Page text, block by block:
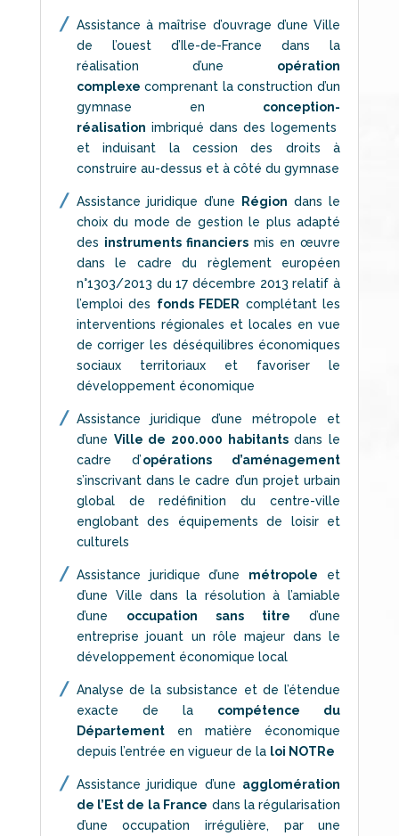
Assistance à maîtrise d’ouvrage d’une Ville
de l’ouest d’Ile-de-France dans la
réalisation d’une opération
complexe comprenant la construction d’un
gymnase en conception-
réalisation imbriqué dans des logements
et induisant la cession des droits à
construire au-dessus et à côté du gymnase
Assistance juridique d’une Région dans le
choix du mode de gestion le plus adapté
des instruments financiersmis en œuvre
dans le cadre du règlement européen
n°1303/2013 du 17 décembre 2013 relatif à
l’emploi des fonds FEDER complétant les
interventions régionales et locales en vue
de corriger les déséquilibres économiques
sociaux territoriaux et favoriser le
développement économique
Assistance juridique d’une métropole et
d’une Ville de 200.000 habitantsdans le
cadre d’opérations d’aménagement
s’inscrivant dans le cadre d’un projet urbain
global de redéfinition du centre-ville
englobant des équipements de loisir et
culturels
Assistance juridique d’une métropole et
d’une Ville dans la résolution à l’amiable
d’une occupation sans titre d’une
entreprise jouant un rôle majeur dans le
développement économique local
Analyse de la subsistance et de l’étendue
exacte de la compétence du
Départementen matière économique
depuis l’entrée en vigueur de la loi NOTRe
Assistance juridique d’une agglomération
de l’Est de la France dans la régularisation
d’une occupation irrégulière, par une